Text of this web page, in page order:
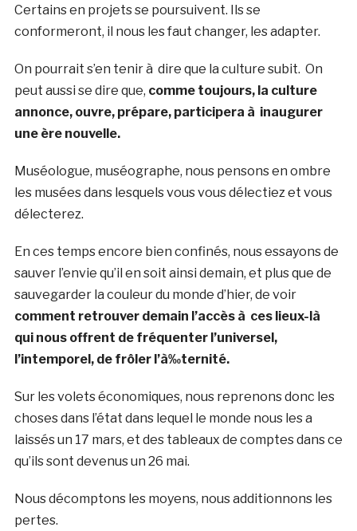
Certains en projets se poursuivent. Ils se
conformeront, il nous les faut changer, les adapter.
On pourrait s’en tenir à dire que la culture subit. On
peut aussi se dire que, comme toujours, la culture
annonce, ouvre, prépare, participera à inaugurer
une ère nouvelle.
Muséologue, muséographe, nous pensons en ombre
les musées dans lesquels vous vous délectiez et vous
délecterez.
En ces temps encore bien confinés, nous essayons de
sauver l’envie qu’il en soit ainsi demain, et plus que de
sauvegarder la couleur du monde d’hier, de voir
comment retrouver demain l’accès à ces lieux-là
qui nous offrent de fréquenter l’universel,
l’intemporel, de frôler l’à‰ternité.
Sur les volets économiques, nous reprenons donc les
choses dans l’état dans lequel le monde nous les a
laissés un 17 mars, et des tableaux de comptes dans ce
qu’ils sont devenus un 26 mai.
Nous décomptons les moyens, nous additionnons les
pertes.